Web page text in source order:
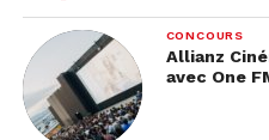
CONCOURS
Allianz
avec One